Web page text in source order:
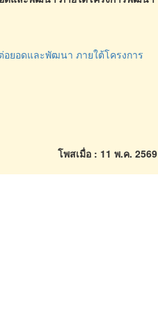
ยอดและพัฒนา ภายใต้โครงการ
โพสเมื่อ : 11 พ.ค. 2569